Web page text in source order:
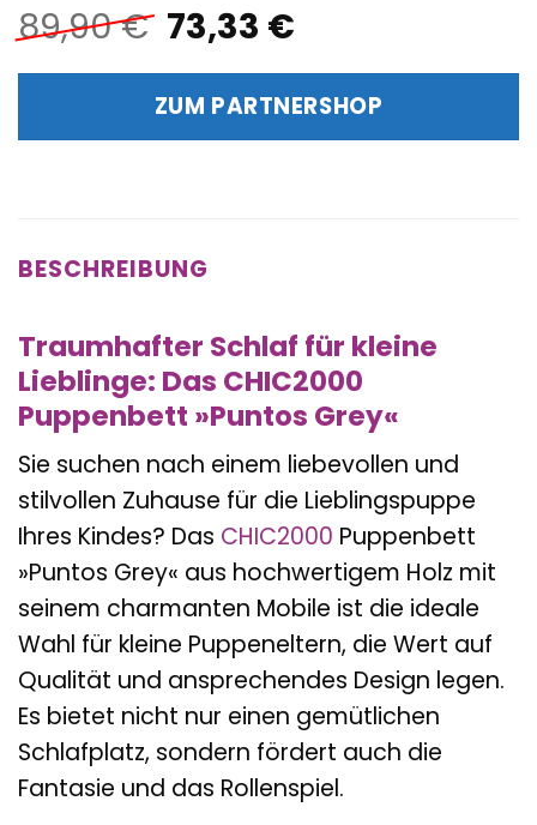
89,90€ Ursprünglicher
Preis
war:
89,90 €
73,33 €Aktueller
ist:
73,33 €.
ZUM PARTNERSHOP
BESCHREIBUNG
Traumhafter Schlaf für kleine
Lieblinge: Das CHIC2000
Puppenbett »Puntos Grey«
Sie suchen nach einem liebevollen und
stilvollen Zuhause für die Lieblingspuppe
Ihres Kindes? Das CHIC2000 Puppenbett
»Puntos Grey« aus hochwertigem Holz mit
seinem charmanten Mobile ist die ideale
Wahl für kleine Puppeneltern, die Wert auf
Qualität und ansprechendes Design legen.
Es bietet nicht nur einen gemütlichen
Schlafplatz, sondern fördert auch die
Fantasie und das Rollenspiel.